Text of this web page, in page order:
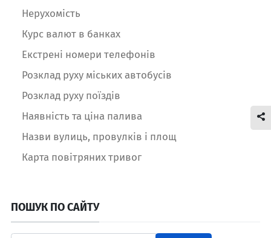
Нерухомість
Курс валют в банках
Екстрені номери телефонів
Розклад руху міських автобусів
Розклад руху поїздів
Наявність та ціна палива
Назви вулиць, провулків і площ
Карта повітряних тривог
ПОШУК ПО САЙТУ